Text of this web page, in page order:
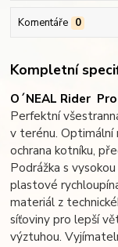
Komentáře 0
Kompletní
O´NEAL Rider
Perfektní
v terénu.
ochrana kotníku,
Podrážka s
plastové
materiál z
síťoviny pro lepší
výztuhou.